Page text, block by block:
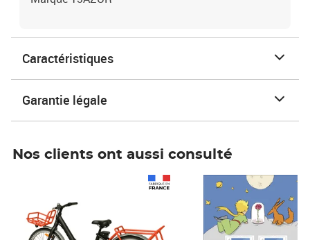
Caractéristiques
Garantie légale
Nos clients ont aussi consulté
Prix 7,50€